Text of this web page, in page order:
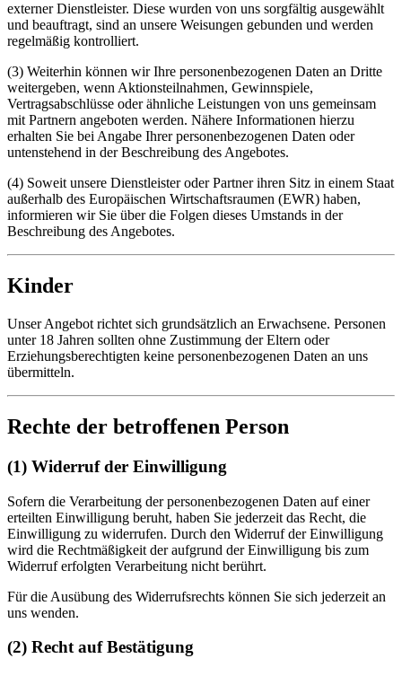
externer Dienstleister. Diese wurden von uns sorgfältig ausgewählt
und beauftragt, sind an unsere Weisungen gebunden und werden
regelmäßig kontrolliert.
(3) Weiterhin können wir Ihre personenbezogenen Daten an Dritte
weitergeben, wenn Aktionsteilnahmen, Gewinnspiele,
Vertragsabschlüsse oder ähnliche Leistungen von uns gemeinsam
mit Partnern angeboten werden. Nähere Informationen hierzu
erhalten Sie bei Angabe Ihrer personenbezogenen Daten oder
untenstehend in der Beschreibung des Angebotes.
(4) Soweit unsere Dienstleister oder Partner ihren Sitz in einem Staat
außerhalb des Europäischen Wirtschaftsraumen (EWR) haben,
informieren wir Sie über die Folgen dieses Umstands in der
Beschreibung des Angebotes.
Kinder
Unser Angebot richtet sich grundsätzlich an Erwachsene. Personen
unter 18 Jahren sollten ohne Zustimmung der Eltern oder
Erziehungsberechtigten keine personenbezogenen Daten an uns
übermitteln.
Rechte der betroffenen Person
(1) Widerruf der Einwilligung
Sofern die Verarbeitung der personenbezogenen Daten auf einer
erteilten Einwilligung beruht, haben Sie jederzeit das Recht, die
Einwilligung zu widerrufen. Durch den Widerruf der Einwilligung
wird die Rechtmäßigkeit der aufgrund der Einwilligung bis zum
Widerruf erfolgten Verarbeitung nicht berührt.
Für die Ausübung des Widerrufsrechts können Sie sich jederzeit an
uns wenden.
(2) Recht auf Bestätigung